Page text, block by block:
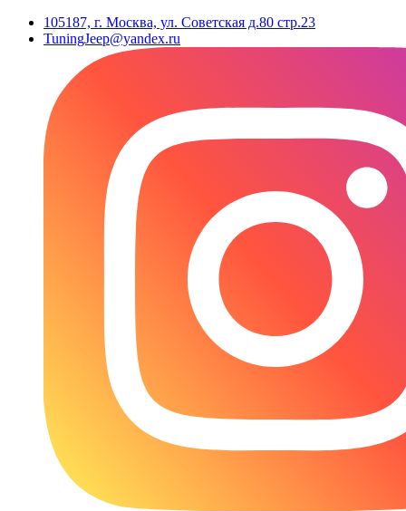
105187, г. Москва, ул. Советская д.80 стр.23
TuningJeep@yandex.ru